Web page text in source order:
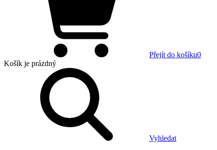
Přejít do košíku0
Košík je prázdný
Vyhledat